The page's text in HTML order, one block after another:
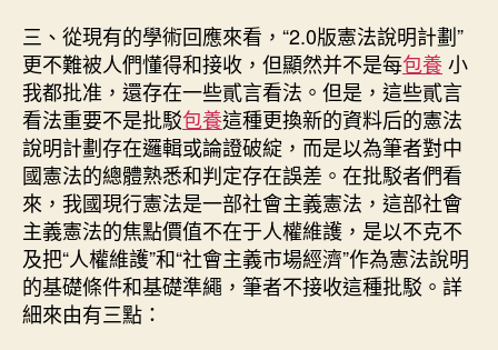
三、從現有的學術回應來看，“2.0版憲法說明計劃”
更不難被人們懂得和接收，但顯然并不是每包養小
我都批准，還存在一些貳言看法。但是，這些貳言
看法重要不是批駁包養這種更換新的資料后的憲法
說明計劃存在邏輯或論證破綻，而是以為筆者對中
國憲法的總體熟悉和判定存在誤差。在批駁者們看
來，我國現行憲法是一部社會主義憲法，這部社會
主義憲法的焦點價值不在于人權維護，是以不克不
及把“人權維護”和“社會主義市場經濟”作為憲法說明
的基礎條件和基礎準繩，筆者不接收這種批駁。詳
細來由有三點：